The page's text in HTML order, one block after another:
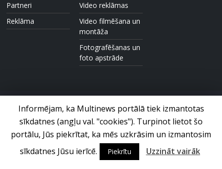
Partneri
Reklāma
Video reklāmas
Video filmēšana un
montāža
Fotografēšanas un
foto apstrāde
Foto un video ziņu portāls © 2017 Multinews.lv. Visas tiesības
paturētas.
Informējam, ka Multinews portālā tiek izmantotas
sīkdatnes (angļu val. "cookies"). Turpinot lietot šo
portālu, Jūs piekrītat, ka mēs uzkrāsim un izmantosim
sīkdatnes Jūsu ierīcē.
Piekrītu Uzzināt vairāk